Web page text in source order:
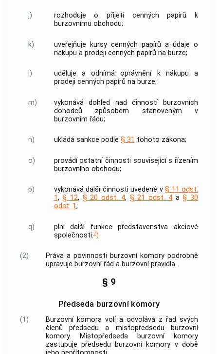
j) rozhoduje o přijetí cenných papírů k
burzovnímu obchodu;
k) uveřejňuje kursy cenných papírů a údaje o
nákupu a prodeji cenných papírů na burze;
l)
uděluje a odnímá oprávnění k nákupu a
prodeji cenných papírů na burze;
m) vykonává dohled nad činností
burzovních
dohodců způsobem stanoveným v
burzovním řádu;
n) ukládá sankce podle § 31 tohoto zákona;
o)
provádí ostatní činnosti související s řízením
burzovního obchodu;
p) vykonává další činnosti uvedené v§ 11 odst.
1,§ 12, § 20 odst. 4, § 21 odst. 4a§ 30
odst. 1;
q) plní další funkce představenstva akciové
společnosti.7)
(2) Práva a povinnosti burzovní komorypodrobně
upravuje burzovní řád a burzovní pravidla.
§ 9
Předseda burzovní komory
(1) Burzovní komoravolí a odvolává z řad svých
členů předsedu a místopředsedu
burzovní
komory. Místopředseda
burzovní komory
zastupuje předsedu
burzovní komory v době